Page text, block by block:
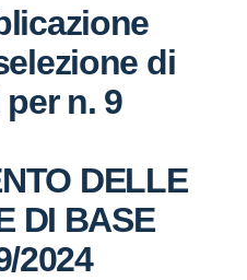
di
n. 9
DELLE
DI BASE
2024